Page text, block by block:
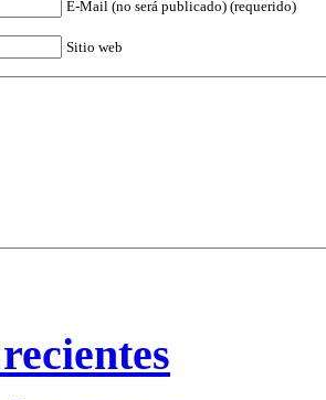
E-Mail (no será publicado) (requerido)
Sitio web